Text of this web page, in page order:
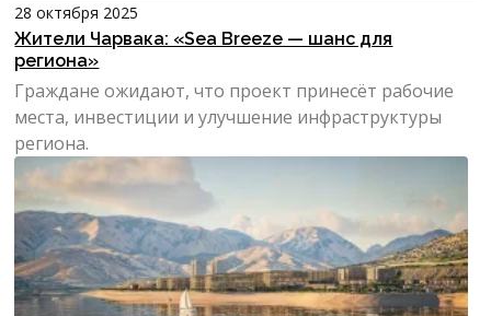
28 октября 2025
Жители Чарвака: «Sea Breeze — шанс для
региона»
Граждане ожидают, что проект принесёт рабочие
места, инвестиции и улучшение инфраструктуры
региона.